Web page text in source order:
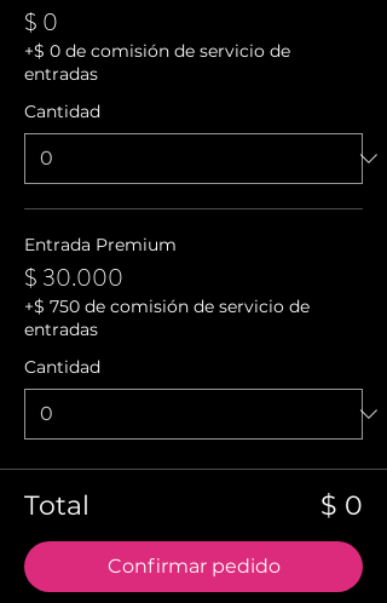
$ 0
+$ 0 de comisión de servicio de
entradas
Cantidad
Entrada Premium
$ 30.000
+$ 750 de comisión de servicio de
entradas
Cantidad
Total $ 0
Confirmar pedido